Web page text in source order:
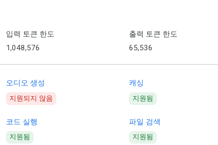
입력 토큰 한도
1,048,576
출력 토큰 한도
65,536
오디오 생성
지원되지 않음
캐싱
지원됨
코드 실행
지원됨
파일 검색
지원됨